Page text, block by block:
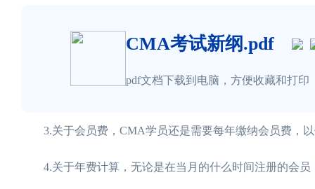
CMA考试新纲.pdf
pdf文档下载到电脑，方便收藏和打印
3.关于会员费，CMA学员还是需要每年缴纳会员费，以
4.关于年费计算，无论是在当月的什么时间注册的会员